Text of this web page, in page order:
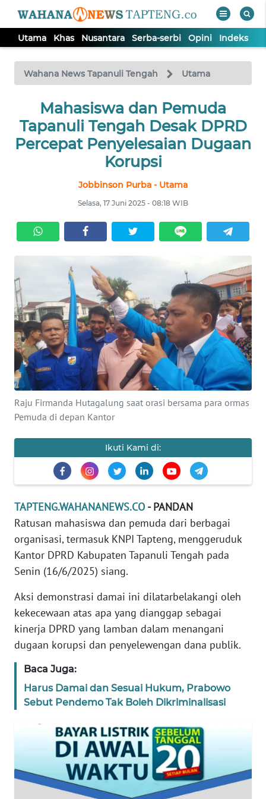
Utama Khas Nusantara Serba-serbi Opini Indeks
Wahana News Tapanuli Tengah Utama
Mahasiswa dan Pemuda
Tapanuli Tengah Desak DPRD
Percepat Penyelesaian Dugaan
Korupsi
Jobbinson Purba - Utama
Selasa, 17 Juni 2025 - 08:18 WIB
Raju Firmanda Hutagalung saat orasi bersama para ormas
Pemuda di depan Kantor
Ikuti Kami di:
TAPTENG.WAHANANEWS.CO - PANDAN
Ratusan mahasiswa dan pemuda dari berbagai
organisasi, termasuk KNPI Tapteng, menggeruduk
Kantor DPRD Kabupaten Tapanuli Tengah pada
Senin (16/6/2025) siang.
Aksi demonstrasi damai ini dilatarbelakangi oleh
kekecewaan atas apa yang dianggap sebagai
kinerja DPRD yang lamban dalam menangani
dugaan korupsi dan penyelewengan dana publik.
Baca Juga:
Harus Damai dan Sesuai Hukum, Prabowo
Sebut Pendemo Tak Boleh Dikriminalisasi
TV
Tutup
UTAMA
KHAS
SERBI
OPINI
Informasi
INDEKS
BERITA
KONTAK
KAMI
INFO
IKLAN
KAMI
PEDOMAN
SIBER
REDAKSI
KARIR
News
Regional
WN
SUMUT
WN